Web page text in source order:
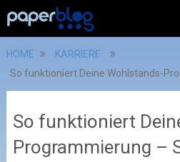
HOME
KARRIERE
So funktioniert Deine Wohlstands-
So funktioniert
Programmierung –